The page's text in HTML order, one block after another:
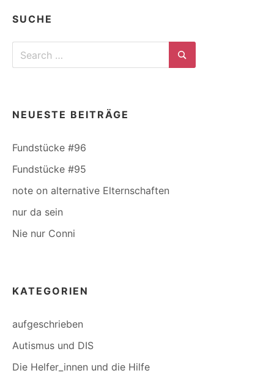
SUCHE
Search
for:
Search
NEUESTE BEITRÄGE
Fundstücke #96
Fundstücke #95
note on alternative Elternschaften
nur da sein
Nie nur Conni
KATEGORIEN
aufgeschrieben
Autismus und DIS
Die Helfer_innen und die Hilfe